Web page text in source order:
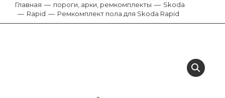
Вы здесь:
Главная пороги, арки, ремкомплекты
Skoda
Rapid
Ремкомплект пола для Skoda Rapid